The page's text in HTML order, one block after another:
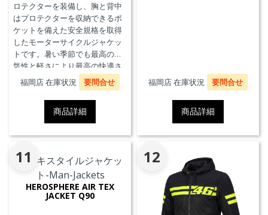
ロテクターを装備し、胸と背中
はプロテクターを収納できるポ
ケットを備えた安全規格を取得
したモーターサイクルジャケッ
トです。暑い季節でも最高の通
気性と軽さにより最高の快適さ
を実現します。
福岡店 在庫状況 要問合せ
商品詳細
福岡店 在庫状況 要問合せ
商品詳細
11
HEROSPHERE AIR TEX
JACKET Q90
12